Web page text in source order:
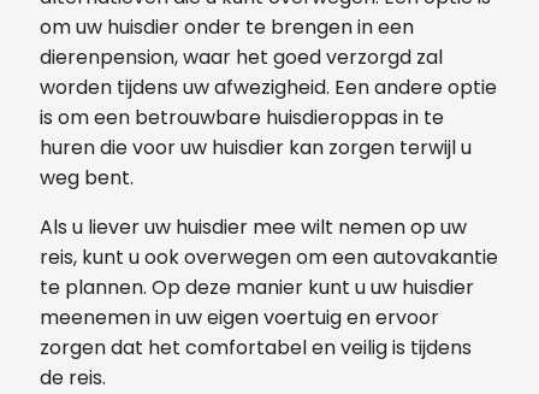
om uw huisdier onder te brengen in een
dierenpension, waar het goed verzorgd zal
worden tijdens uw afwezigheid. Een andere optie
is om een ​​betrouwbare huisdieroppas in te
huren die voor uw huisdier kan zorgen terwijl u
weg bent.
Als u liever uw huisdier mee wilt nemen op uw
reis, kunt u ook overwegen om een ​​autovakantie
te plannen. Op deze manier kunt u uw huisdier
meenemen in uw eigen voertuig en ervoor
zorgen dat het comfortabel en veilig is tijdens
de reis.